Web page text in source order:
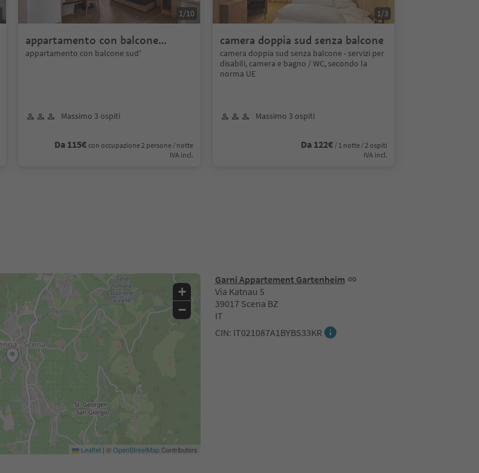
appartamento con balcone
sudovest
appartamento con balcone sud'
Massimo 3 ospiti
Da 115€ con occupazione 2 persone / notte
IVA incl.
1/10
camera doppia sud senza balcone
camera doppia sud senza balcone - servizi per
disabili, camera e bagno / WC, secondo la
norma UE
Massimo 3 ospiti
Da 122€ / 1 notte / 2 ospiti
IVA incl.
1/3
Garni Appartement Gartenheim
Via Katnau 5
39017 Scena BZ
IT
CIN: IT021087A1BYBS33KR
+
−
Leaflet | ©OpenStreetMapContributors